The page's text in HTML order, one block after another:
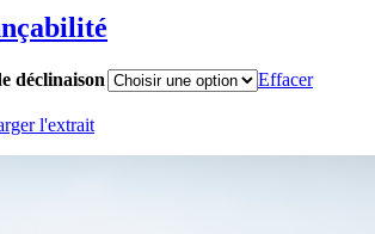
déclinaison Effacer
l'extrait